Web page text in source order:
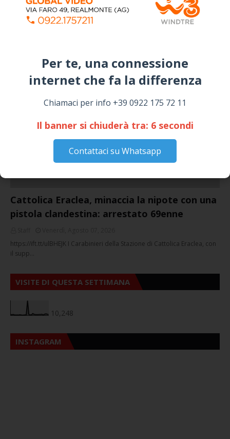
Per te, una connessione
internet che fa la differenza​
Chiamaci per info +39 0922 175 72 11
Il banner si chiuderà tra: 5 secondi
Contattaci su Whatsapp
Siculiana, concerto del 1° Maggio 2026 in
Piazza Umberto I: arrivano I Cugini di
Campagna
SICULIANA PER I FESTEGGIAMENTI DI SAN
GIUSEPPE
March 16, 2026
Cattolica Eraclea, minaccia la nipote con una
pistola clandestina: arrestato 69enne
https://ift.tt/ulBHEJK I Carabinieri della Stazione di Cattolica Eraclea, con
il supp…
VISITE DI QUESTA SETTIMANA
10,248
INSTAGRAM